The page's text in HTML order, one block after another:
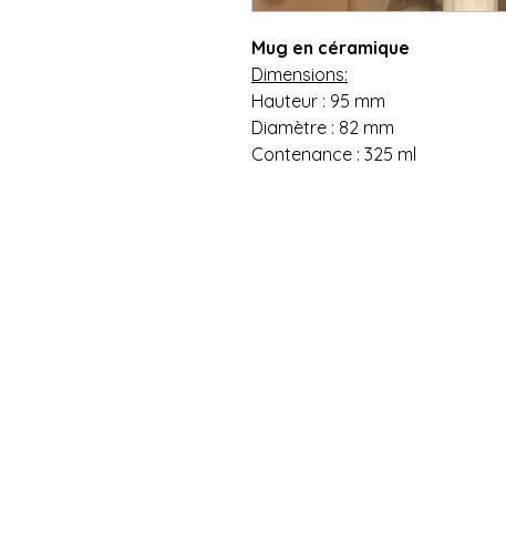
Mug en céramique
Dimensions:
Hauteur : 95 mm
Diamètre : 82 mm
Contenance : 325 ml